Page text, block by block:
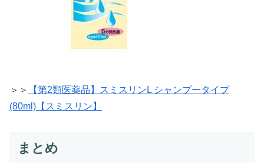
＞＞
【第2類医薬品】スミスリンL シャンプータイプ
(80ml)【スミスリン】
まとめ